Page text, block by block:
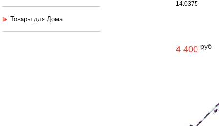
Товары для Дома
14.0375
4 400 руб